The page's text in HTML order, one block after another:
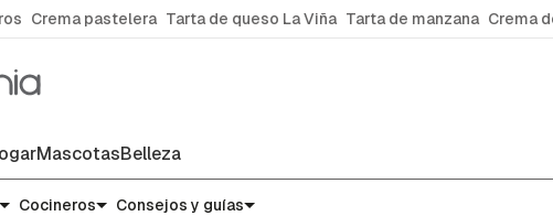
Crema pastelera Tarta de queso La Viña Tarta de manzana Crema
MascotasBelleza
Cocineros Consejos y guías